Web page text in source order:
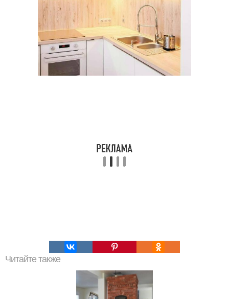
Читайте также